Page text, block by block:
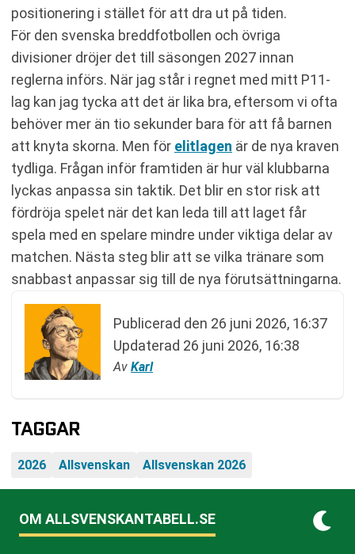
positionering i stället för att dra ut på tiden.
För den svenska breddfotbollen och övriga
divisioner dröjer det till säsongen 2027 innan
reglerna införs. När jag står i regnet med mitt P11-
lag kan jag tycka att det är lika bra, eftersom vi ofta
behöver mer än tio sekunder bara för att få barnen
att knyta skorna. Men för elitlagen är de nya kraven
tydliga. Frågan inför framtiden är hur väl klubbarna
lyckas anpassa sin taktik. Det blir en stor risk att
fördröja spelet när det kan leda till att laget får
spela med en spelare mindre under viktiga delar av
matchen. Nästa steg blir att se vilka tränare som
snabbast anpassar sig till de nya förutsättningarna.
Publicerad den 26 juni 2026, 16:37
Updaterad 26 juni 2026, 16:38
Av Karl
TAGGAR
2026 Allsvenskan Allsvenskan 2026
OM ALLSVENSKANTABELL.SE